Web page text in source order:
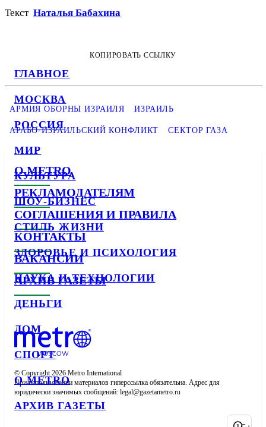
ГЛАВНОЕ
МОСКВА
РОССИЯ
МИР
КУЛЬТУРА
ШОУ-БИЗНЕС
СТИЛЬ ЖИЗНИ
ЗДОРОВЬЕ И ПСИХОЛОГИЯ
НАУКА И ТЕХНОЛОГИИ
ДЕНЬГИ
ДОМ
СПОРТ
О METRO
АРХИВ ГАЗЕТЫ
Текст Наталья Бабахина
КОПИРОВАТЬ ССЫЛКУ
АРМИЯ ОБОРНЫ ИЗРАИЛЯ ИЗРАИЛЬ
АРАБО-ИЗРАИЛЬСКИЙ КОНФЛИКТ СЕКТОР ГАЗА
О METRO
РЕКЛАМОДАТЕЛЯМ
СОГЛАШЕНИЯ И ПРАВИЛА
КОНТАКТЫ
ВАКАНСИИ
АРХИВ ГАЗЕТЫ
© Copyright 2026 Metro International
При использовании материалов гиперссылка обязательна. Адрес для
юридически значимых сообщений: